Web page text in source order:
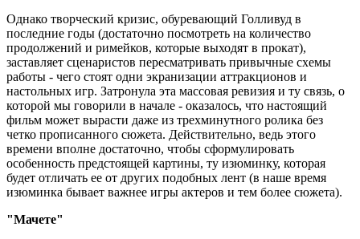
Однако творческий кризис, обуревающий Голливуд в
последние годы (достаточно посмотреть на количество
продолжений и римейков, которые выходят в прокат),
заставляет сценаристов пересматривать привычные схемы
работы - чего стоят одни экранизации аттракционов и
настольных игр. Затронула эта массовая ревизия и ту связь, о
которой мы говорили в начале - оказалось, что настоящий
фильм может вырасти даже из трехминутного ролика без
четко прописанного сюжета. Действительно, ведь этого
времени вполне достаточно, чтобы сформулировать
особенность предстоящей картины, ту изюминку, которая
будет отличать ее от других подобных лент (в наше время
изюминка бывает важнее игры актеров и тем более сюжета).
"Мачете"